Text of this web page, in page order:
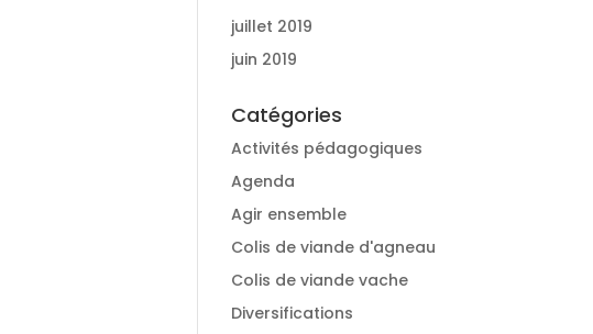
juillet 2019
juin 2019
Catégories
Activités pédagogiques
Agenda
Agir ensemble
Colis de viande d'agneau
Colis de viande vache
Diversifications